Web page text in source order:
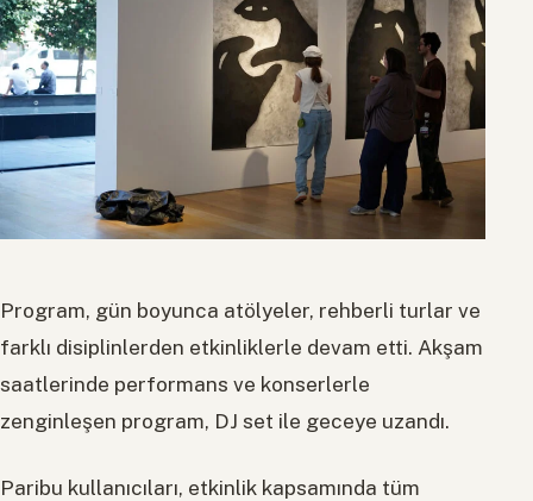
Program, gün boyunca atölyeler, rehberli turlar ve
farklı disiplinlerden etkinliklerle devam etti. Akşam
saatlerinde performans ve konserlerle
zenginleşen program, DJ set ile geceye uzandı.
Paribu kullanıcıları, etkinlik kapsamında tüm